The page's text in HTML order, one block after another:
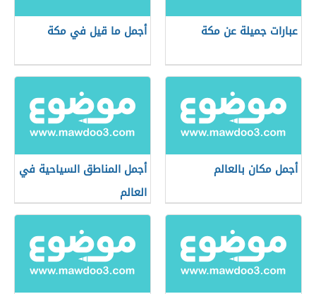
عبارات جميلة عن مكة أجمل ما قيل في مكة
أجمل مكان بالعالم
أجمل المناطق السياحية في
العالم